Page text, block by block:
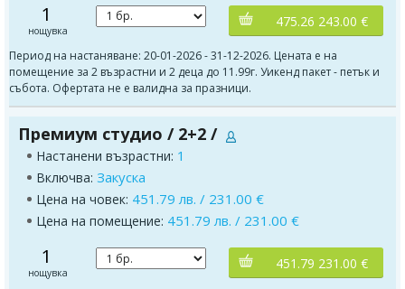
1
нощувка
475.26 243.00 €
Период на настаняване: 20-01-2026 - 31-12-2026. Цената е на
помещение за 2 възрастни и 2 деца до 11.99г. Уикенд пакет - петък и
събота. Офертата не е валидна за празници.
Премиум студио / 2+2 /
Настанени възрастни: 1
Включва: Закуска
Цена на човек: 451.79 лв. / 231.00 €
Цена на помещение: 451.79 лв. / 231.00 €
1
нощувка
451.79 231.00 €